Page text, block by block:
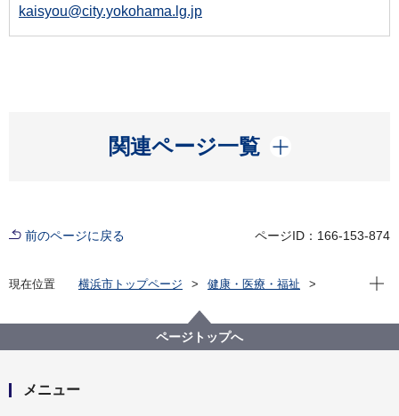
kaisyou@city.yokohama.lg.jp
関連ページ一覧
開く
前のページに戻る ページID：166-153-874
現在位置 横浜市トップページ
健康・医療・福祉
障害者差別解消法への対応
（障害者差別事例7）不明 地域
現在
ページトップへ
メニュー